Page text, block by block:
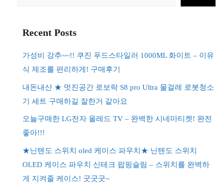
Recent Posts
가성비 강추~~!! 쿠진 푸드스타일러 1000ML 화이트 – 이유
식 제조를 편리하게! 구매후기
내돈내산 ★ 멋진공간 로보락 S8 pro Ultra 물걸레 로봇청소
기 세트 구매하길 잘한거 같아요
오늘구매한 LG전자 올레드 TV – 완벽한 시네마티켓! 완전
좋아!!!
★닌텐도 스위치 oled 케이스 파우치★ 닌텐도 스위치
OLED 케이스 파우치 신테크 팝핑슬림 – 스위치를 완벽하
게 지켜줄 케이스! 굿굿굿~